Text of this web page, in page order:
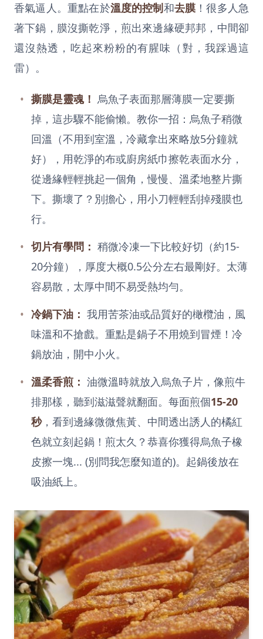
香氣逼人。重點在於溫度的控制和去膜 ！很多人急
著下鍋，膜沒撕乾淨，煎出來邊緣硬邦邦，中間卻
還沒熱透，吃起來粉粉的有腥味（對，我踩過這
雷）。
撕膜是靈魂！ 烏魚子表面那層薄膜一定要撕
掉，這步驟不能偷懶。教你一招：烏魚子稍微
回溫（不用到室溫，冷藏拿出來略放5分鐘就
好），用乾淨的布或廚房紙巾擦乾表面水分，
從邊緣輕輕挑起一個角，慢慢、溫柔地整片撕
下。撕壞了？別擔心，用小刀輕輕刮掉殘膜也
行。
切片有學問： 稍微冷凍一下比較好切（約15-
20分鐘），厚度大概0.5公分左右最剛好。太薄
容易散，太厚中間不易受熱均勻。
冷鍋下油： 我用苦茶油或品質好的橄欖油，風
味溫和不搶戲。重點是鍋子不用燒到冒煙！冷
鍋放油，開中小火。
溫柔香煎： 油微溫時就放入烏魚子片，像煎牛
排那樣，聽到滋滋聲就翻面。每面煎個15-20
秒，看到邊緣微微焦黃、中間透出誘人的橘紅
色就立刻起鍋！煎太久？恭喜你獲得烏魚子橡
皮擦一塊... (別問我怎麼知道的)。起鍋後放在
吸油紙上。